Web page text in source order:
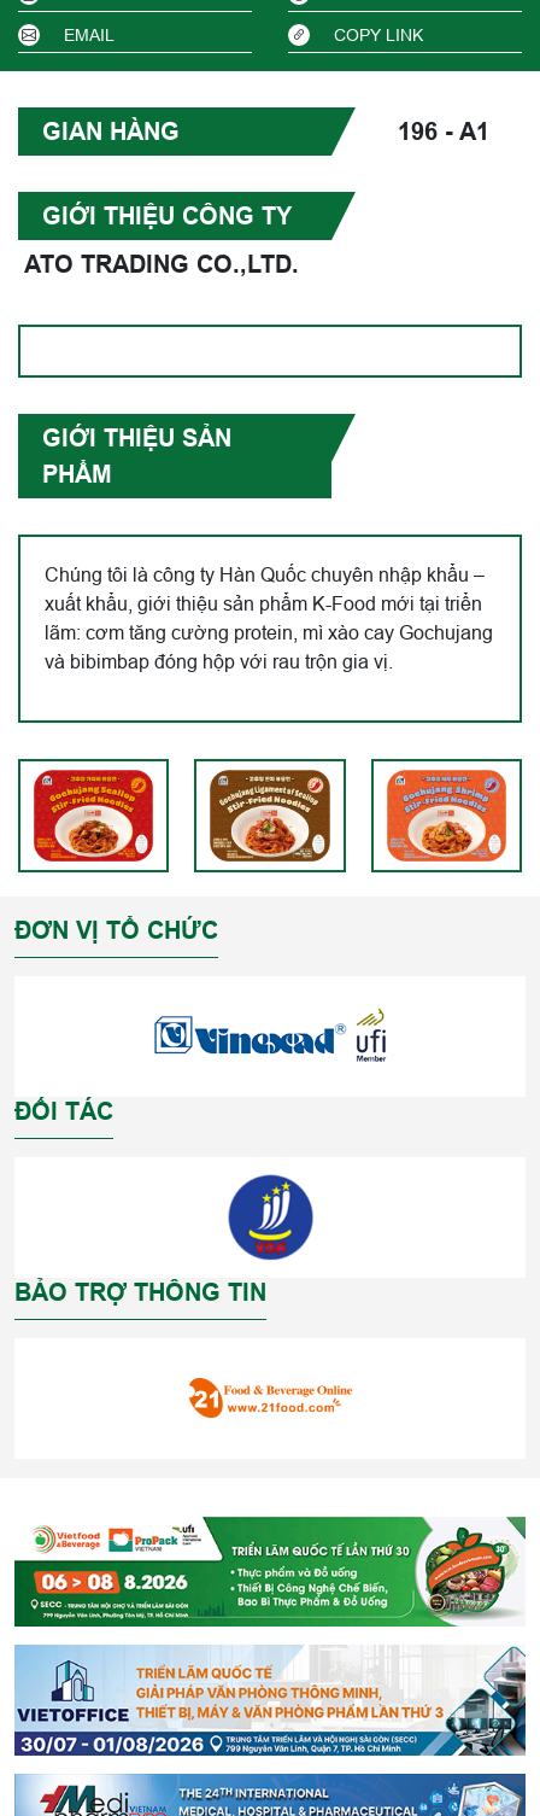
EMAIL COPY LINK
GIAN HÀNG 196 - A1
GIỚI THIỆU CÔNG TY
ATO TRADING CO.,LTD.
GIỚI THIỆU SẢN
PHẨM
Chúng tôi là công ty Hàn Quốc chuyên nhập khẩu –
xuất khẩu, giới thiệu sản phẩm K-Food mới tại triển
lãm: cơm tăng cường protein, mì xào cay Gochujang
và bibimbap đóng hộp với rau trộn gia vị.
ĐƠN VỊ TỔ CHỨC
ĐỐI TÁC
BẢO TRỢ THÔNG TIN